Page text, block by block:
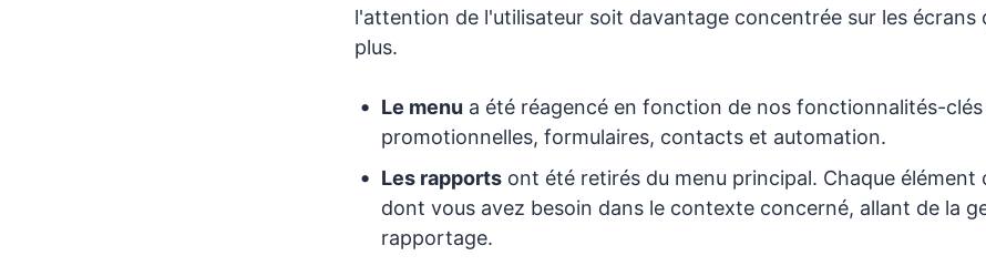
l'attention de l'utilisateur soit davantage concentrée sur les écrans
plus.
Le menu a été réagencé en fonction de nos fonctionnalités-
promotionnelles, formulaires, contacts et automation.
Les rapports ont été retirés du menu principal. Chaque
dont vous avez besoin dans le contexte concerné, allant de la
rapportage.